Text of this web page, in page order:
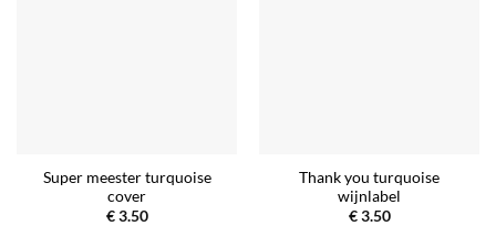
Super meester turquoise
cover
€3.50
Thank you turquoise
wijnlabel
€3.50